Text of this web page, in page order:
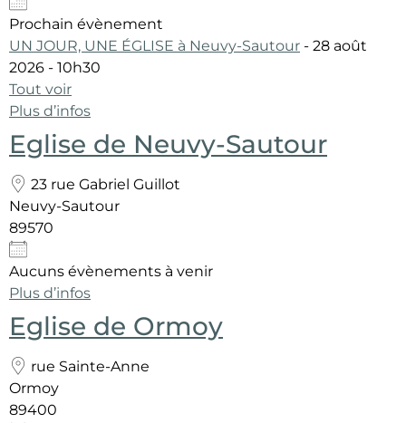
Prochain évènement
UN JOUR, UNE ÉGLISE à Neuvy-Sautour - 28 août
2026 - 10h30
Tout voir
Plus d’infos
Eglise de Neuvy-Sautour
23 rue Gabriel Guillot
Neuvy-Sautour
89570
Aucuns évènements à venir
Plus d’infos
Eglise de Ormoy
rue Sainte-Anne
Ormoy
89400